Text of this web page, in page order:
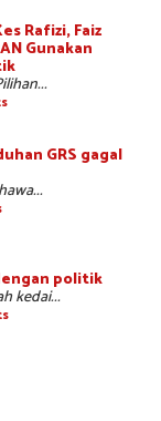
Rafizi, Faiz
Gunakan
GRS gagal
politik
kedai...